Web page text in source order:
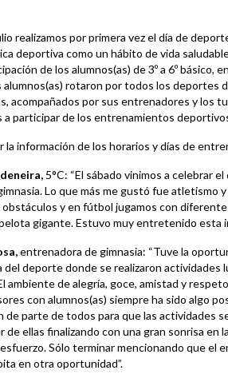
realizamos por primera vez el día de
deportiva como un hábito de vida
de los alumnos(as) de 3º a 6º básico,
alumnos(as) rotaron por todos los deportes
acompañados por sus entrenadores y los
a participar de los entrenamientos
la información de los horarios y días de
5°C: “El sábado vinimos a celebrar
Lo que más me gustó fue atletismo
y en fútbol jugamos con
gigante. Estuvo muy entretenido esta
entrenadora de gimnasia: “Tuve la
del deporte donde se realizaron
ambiente de alegría, goce, amistad y
con alumnos(as) siempre ha sido algo
de parte de todos para que las actividades
ellas finalizando con una gran sonrisa en
Sólo terminar mencionando que el
en otra oportunidad”.